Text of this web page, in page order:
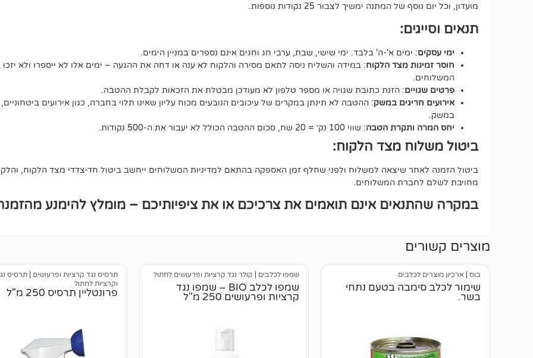
מועדון, וכל יום נוסף של המתנה ימשיך לצבור 25 נקודות נוספות.
תנאים וסייגים:
ימי עסקים: ימים א'-ה' בלבד. ימי שישי, שבת, ערבי חג וחגים אינם נספרים במניין הימים.
חוסר זמינות מצד הלקוח: במידה והשליח ניסה לתאם מסירה והלקוח לא ענה או דחה את ההגעה – ימים אלו לא ייספרו ולא
המשלוחים.
פרטים שגויים: הזנת כתובת שגויה או מספר טלפון לא מעודכן מבטלת את הזכאות לקבלת ההטבה.
אירועים חריגים במשק: ההטבה לא תינתן במקרים של עיכובים הנובעים מכוח עליון שאינו תלוי בחברה, כגון אירועים
במשק.
יחס המרה ותקרת הטבה: שווי 100 נק׳ = 20 שח, סכום ההטבה הכולל לא יעבור את ה-500 נקודות.
ביטול משלוח מצד הלקוח:
ביטול הזמנה לאחר שיצאה למשלוח ולפני שחלף זמן האספקה בהתאם למדיניות המשלוחים ייחשב ביטול חד-צדדי מצד הלקוח,
מחויבת לשלם לחברת המשלוחים.
במקרה שהתנאים אינם תואמים את צרכיכם או את ציפיותיכם – מומלץ להימנע
מוצרים קשורים
בוס ארכיון מוצרים לכלבים
שימור לכלב סימבה בטעם נתחי
בשר.
שמפו לכלבים קולר נגד קרציות ופרעושים לחתול
שמפו לכלב BIO – שמפו נגד
קרציות ופרעושים 250 מ"ל
תרסיס נגד קרציות ופרעושים
תרסיס
וקרציות לחתול
פרונטליין תרסיס 250 מ"ל